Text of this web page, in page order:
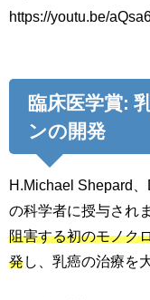
https://youtu.be/
臨床医学賞:
ンの開発
H.Michael Shepard
の科学者に授与され
阻害する初のモノク
発し、乳癌の治療を